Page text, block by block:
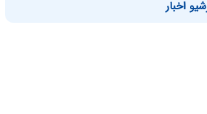
اخبار